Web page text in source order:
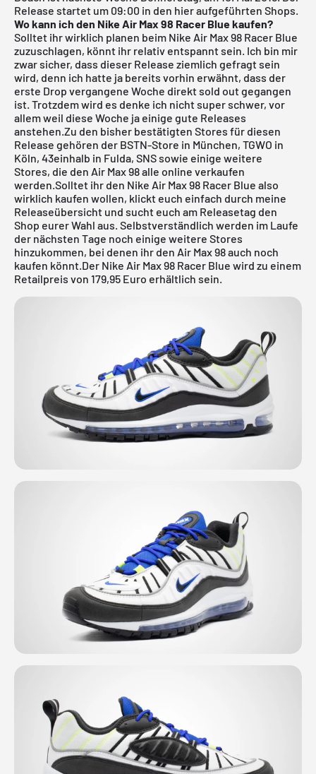
Release startet um 09:00 in den hier aufgeführten Shops.
Wo kann ich den Nike Air Max 98 Racer Blue kaufen?
Solltet ihr wirklich planen beim Nike Air Max 98 Racer Blue
zuzuschlagen, könnt ihr relativ entspannt sein. Ich bin mir
zwar sicher, dass dieser Release ziemlich gefragt sein
wird, denn ich hatte ja bereits vorhin erwähnt, dass der
erste Drop vergangene Woche direkt sold out gegangen
ist. Trotzdem wird es denke ich nicht super schwer, vor
allem weil diese Woche ja einige gute Releases
anstehen.Zu den bisher bestätigten Stores für diesen
Release gehören der BSTN-Store in München, TGWO in
Köln, 43einhalb in Fulda, SNSsowie einige weitere
Stores, die den Air Max 98 alle online verkaufen
werden.Solltet ihr den Nike Air Max 98 Racer Blue also
wirklich kaufen wollen, klickt euch einfach durch meine
Releaseübersicht und sucht euch am Releasetag den
Shop eurer Wahl aus. Selbstverständlich werden im Laufe
der nächsten Tage noch einige weitere Stores
hinzukommen, bei denen ihr den Air Max 98 auch noch
kaufen könnt.Der Nike Air Max 98 Racer Blue wird zu einem
Retailpreis von 179,95 Euro erhältlich sein.